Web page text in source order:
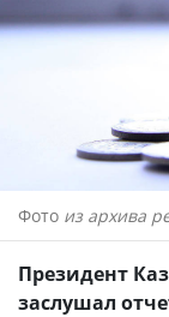
Фото из архива
Президент
заслушал